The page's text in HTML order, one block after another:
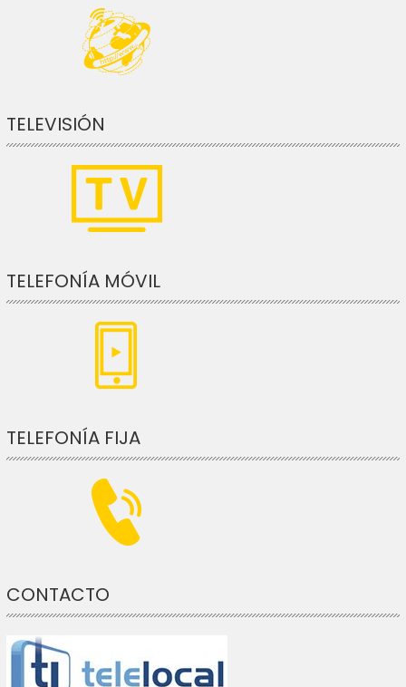
TELEVISIÓN
TELEFONÍA MÓVIL
TELEFONÍA FIJA
CONTACTO